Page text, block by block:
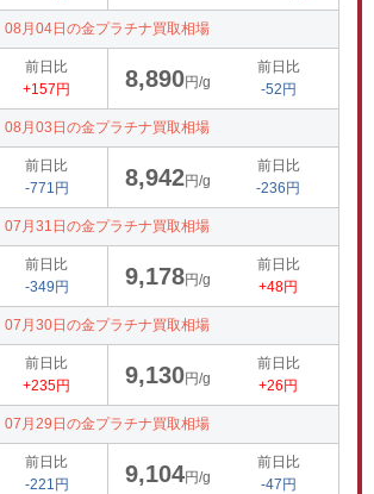
08月04日の金プラチナ買取相場
前日比
+157円
8,890円/g
前日比
-52円
08月03日の金プラチナ買取相場
前日比
-771円
8,942円/g
前日比
-236円
07月31日の金プラチナ買取相場
前日比
-349円
9,178円/g
前日比
+48円
07月30日の金プラチナ買取相場
前日比
+235円
9,130円/g
前日比
+26円
07月29日の金プラチナ買取相場
前日比
-221円
9,104円/g
前日比
-47円